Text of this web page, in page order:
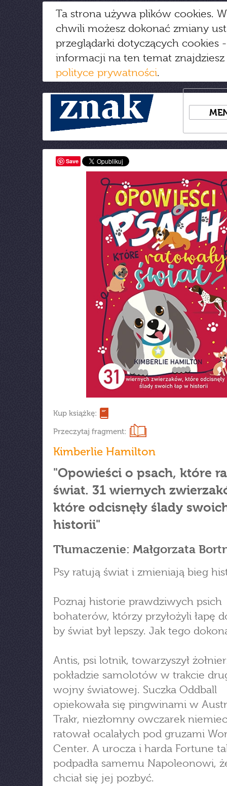
Ta strona używa plików cookies.
chwili możesz dokonać zmiany
przeglądarki dotyczących cookies
informacji na ten temat
polityce prywatności.
Save
Kup książkę:
Przeczytaj fragment:
Kimberlie Hamilton
"Opowieści o psach, które
świat. 31 wiernych
które odcisnęły ślady
historii"
Tłumaczenie: Małgorzata
Psy ratują świat i zmieniają bieg
Poznaj historie prawdziwych psich
bohaterów, którzy przyłożyli łapę
by świat był lepszy. Jak tego
Antis, psi lotnik, towarzyszył
pokładzie samolotów w trakcie
wojny światowej. Suczka Oddball
opiekowała się pingwinami w
Trakr, niezłomny owczarek
ratował ocalałych pod gruzami
Center. A urocza i harda Fortune
podpadła samemu Napoleonowi,
chciał się jej pozbyć.